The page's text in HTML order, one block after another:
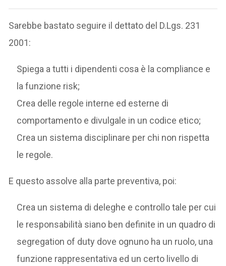
Sarebbe bastato seguire il dettato del D.Lgs. 231
2001:
Spiega a tutti i dipendenti cosa è la compliance e
la funzione risk;
Crea delle regole interne ed esterne di
comportamento e divulgale in un codice etico;
Crea un sistema disciplinare per chi non rispetta
le regole.
E questo assolve alla parte preventiva, poi:
Crea un sistema di deleghe e controllo tale per cui
le responsabilità siano ben definite in un quadro di
segregation of duty dove ognuno ha un ruolo, una
funzione rappresentativa ed un certo livello di